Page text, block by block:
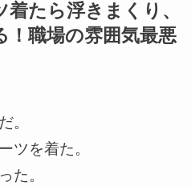
たら浮きまくり、
！職場の雰囲気最悪
。
ツを着た。
た。